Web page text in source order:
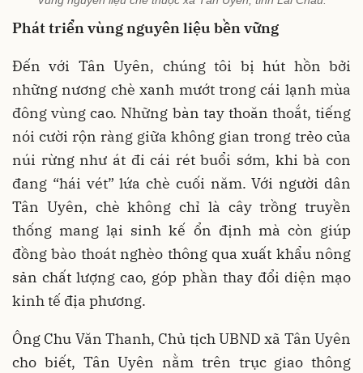
Phát triển vùng nguyên liệu bền vững
Đến với Tân Uyên, chúng tôi bị hút hồn bởi
những nương chè xanh mướt trong cái lạnh mùa
đông vùng cao. Những bàn tay thoăn thoắt, tiếng
nói cười rộn ràng giữa không gian trong trẻo của
núi rừng như át đi cái rét buổi sớm, khi bà con
đang “hái vét” lứa chè cuối năm. Với người dân
Tân Uyên, chè không chỉ là cây trồng truyền
thống mang lại sinh kế ổn định mà còn giúp
đồng bào thoát nghèo thông qua xuất khẩu nông
sản chất lượng cao, góp phần thay đổi diện mạo
kinh tế địa phương.
Ông Chu Văn Thanh, Chủ tịch UBND xã Tân Uyên
cho biết, Tân Uyên nằm trên trục giao thông